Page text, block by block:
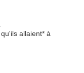
allaient* à